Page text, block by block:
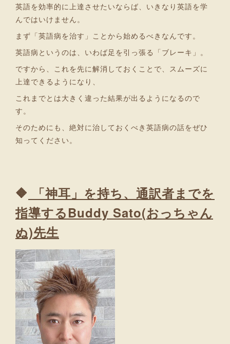
英語を効率的に上達させたいならば、いきなり英語を学
んではいけません。
まず「英語病を治す」ことから始めるべきなんです。
英語病というのは、いわば足を引っ張る「ブレーキ」。
ですから、これを先に解消しておくことで、スムーズに
上達できるようになり、
これまでとは大きく違った結果が出るようになるので
す。
そのためにも、絶対に治しておくべき英語病の話をぜひ
知ってください。
🔶 「神耳」を持ち、通訳者までを
指導するBuddy Sato(おっちゃん
ぬ)先生